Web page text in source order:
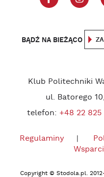
BĄDŹ NA BIEŻĄCO
Klub Politechniki
ul. Batorego
telefon: +48 22 825
Regulaminy
Copyright © Stodola.pl.